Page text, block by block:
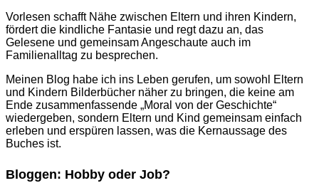
Vorlesen schafft Nähe zwischen Eltern und ihren Kindern,
fördert die kindliche Fantasie und regt dazu an, das
Gelesene und gemeinsam Angeschaute auch im
Familienalltag zu besprechen.
Meinen Blog habe ich ins Leben gerufen, um sowohl Eltern
und Kindern Bilderbücher näher zu bringen, die keine am
Ende zusammenfassende „Moral von der Geschichte“
wiedergeben, sondern Eltern und Kind gemeinsam einfach
erleben und erspüren lassen, was die Kernaussage des
Buches ist.
Bloggen: Hobby oder Job?